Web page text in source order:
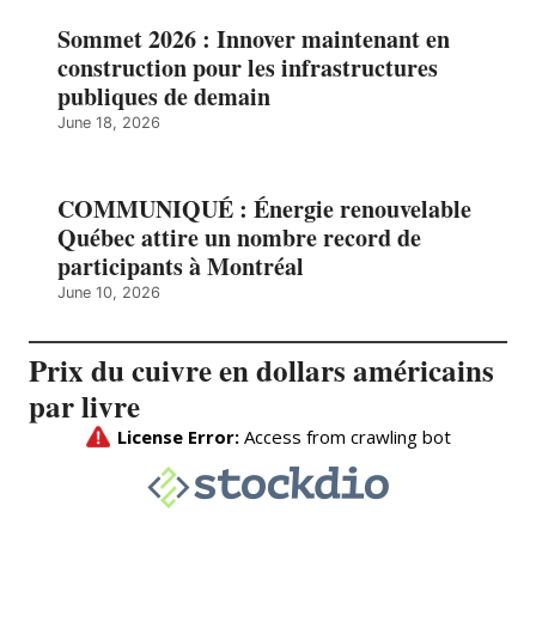
Sommet 2026 : Innover maintenant en
construction pour les infrastructures
publiques de demain
June 18, 2026
COMMUNIQUÉ : Énergie renouvelable
Québec attire un nombre record de
participants à Montréal
June 10, 2026
Prix du cuivre en dollars américains
par livre